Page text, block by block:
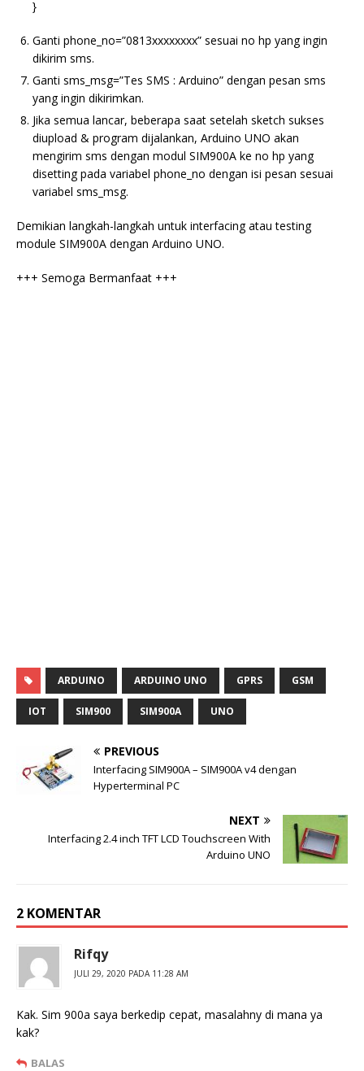
}
Ganti phone_no=”0813xxxxxxxx” sesuai no hp yang ingin
dikirim sms.
Ganti sms_msg=”Tes SMS : Arduino” dengan pesan sms
yang ingin dikirimkan.
Jika semua lancar, beberapa saat setelah sketch sukses
diupload & program dijalankan, Arduino UNO akan
mengirim sms dengan modul SIM900A ke no hp yang
disetting pada variabel phone_no dengan isi pesan sesuai
variabel sms_msg.
Demikian langkah-langkah untuk interfacing atau testing
module SIM900A dengan Arduino UNO.
+++ Semoga Bermanfaat +++
ARDUINO ARDUINO UNO GPRS GSM
IOT SIM900 SIM900A UNO
PREVIOUS
Interfacing SIM900A – SIM900A v4 dengan
Hyperterminal PC
NEXT
Interfacing 2.4 inch TFT LCD Touchscreen With
Arduino UNO
2 KOMENTAR
Rifqy
JULI 29, 2020 PADA 11:28 AM
Kak. Sim 900a saya berkedip cepat, masalahny di mana ya
kak?
BALAS